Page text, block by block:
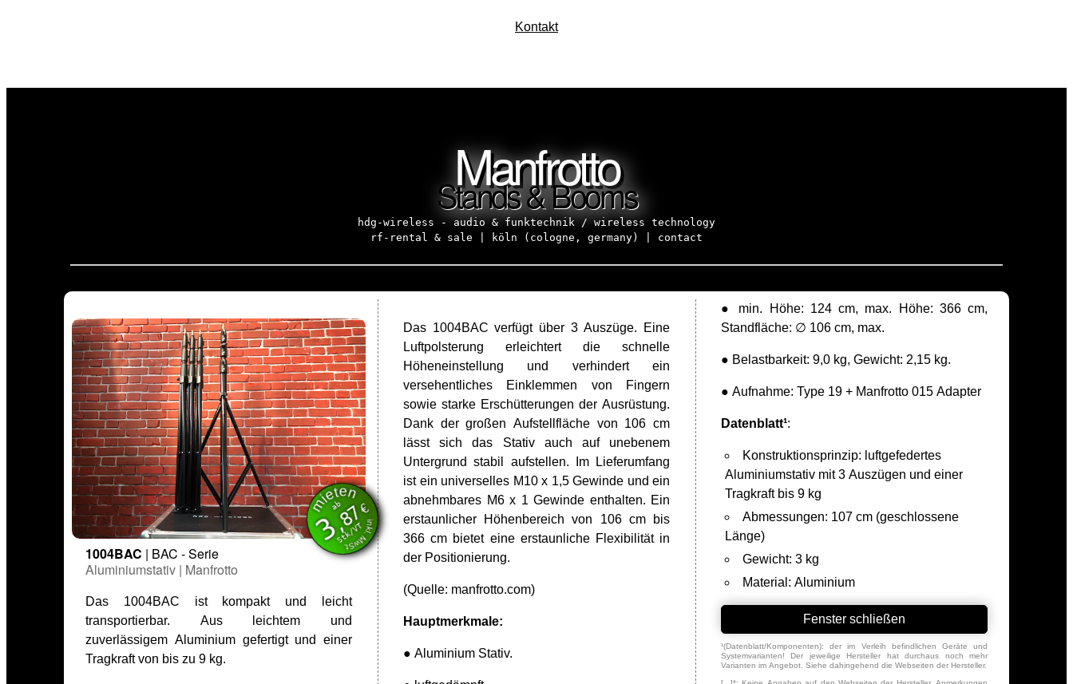
Kontakt
Manfrotto
Stands & Booms
hdg-wireless - audio & funktechnik / wireless technology
rf-rental & sale | köln (cologne, germany) | contact
mieten
inkl. MwSt.
ab
3,87€
Stk/VT
1004BAC | BAC - Serie
Aluminiumstativ | Manfrotto
Das 1004BAC ist kompakt und leicht
transportierbar. Aus leichtem und
zuverlässigem Aluminium gefertigt und einer
Tragkraft von bis zu 9 kg.
Das 1004BAC verfügt über 3 Auszüge. Eine
Luftpolsterung erleichtert die schnelle
Höheneinstellung und verhindert ein
versehentliches Einklemmen von Fingern
sowie starke Erschütterungen der Ausrüstung.
Dank der großen Aufstellfläche von 106 cm
lässt sich das Stativ auch auf unebenem
Untergrund stabil aufstellen. Im Lieferumfang
ist ein universelles M10 x 1,5 Gewinde und ein
abnehmbares M6 x 1 Gewinde enthalten. Ein
erstaunlicher Höhenbereich von 106 cm bis
366 cm bietet eine erstaunliche Flexibilität in
der Positionierung.
(Quelle: manfrotto.com)
Hauptmerkmale:
● Aluminium Stativ.
● min. Höhe: 124 cm, max. Höhe: 366 cm,
Standfläche: ∅ 106 cm, max.
● Belastbarkeit: 9,0 kg, Gewicht: 2,15 kg.
● Aufnahme: Type 19 + Manfrotto 015 Adapter
Datenblatt¹:
Konstruktionsprinzip: luftgefedertes
Aluminiumstativ mit 3 Auszügen und einer
Tragkraft bis 9 kg
Abmessungen: 107 cm (geschlossene
Länge)
Gewicht: 3 kg
Material: Aluminium
Fenster schließen
¹(Datenblatt/Komponenten): der im Verleih befindlichen Geräte und
Systemvarianten! Der jeweilige Hersteller hat durchaus noch mehr
Varianten im Angebot. Siehe dahingehend die Webseiten der Hersteller.